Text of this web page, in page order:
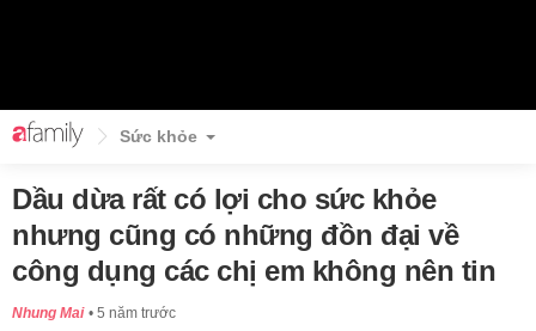
Sức khỏe
Dầu dừa rất có lợi cho sức khỏe
nhưng cũng có những đồn đại về
công dụng các chị em không nên tin
Nhung Mai 5 năm trước